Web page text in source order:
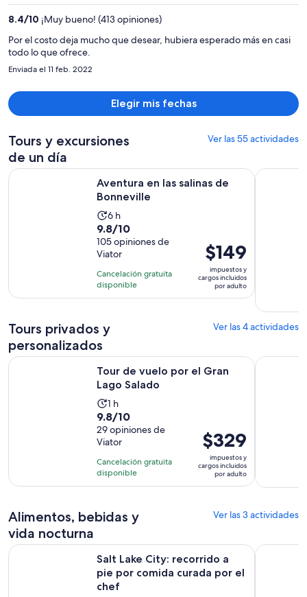
$1,138
8.4/10 ¡Muy bueno! (413 opiniones)
Por el costo deja mucho que desear, hubiera esperado más en casi
todo lo que ofrece.
Enviada el 11 feb. 2022
Elegir mis fechas
Tours y excursiones
de un día
Ver las 55 actividades
Aventura en las salinas de
Bonneville
La
actividad
dura
6
horas
6 h
9.8
de
10
con
105
opiniones
9.8/10
105 opiniones de
Viator
Cancelación gratuita
disponible
El
precio
es
de
adulto
$149
impuestos y
cargos incluidos
por adulto
Aventura en las salinas de Bonneville Se abrirá en una nueva
Salt Lake
Tours privados y
personalizados
Ver las 4 actividades
Tour de vuelo por el Gran
Lago Salado
La
actividad
dura
1
hora
1 h
9.8
de
10
con
29
opiniones
9.8/10
29 opiniones de
Viator
Cancelación gratuita
disponible
El
precio
es
adulto
$329
impuestos y
cargos incluidos
por adulto
Tour de vuelo por el Gran Lago Salado Se abrirá en una
Explora
Alimentos, bebidas y
vida nocturna
Ver las 3 actividades
Salt Lake City: recorrido a
pie por comida curada por el
chef
Salt Lake City: recorrido a pie por comida curada por el chef
Salt Lake